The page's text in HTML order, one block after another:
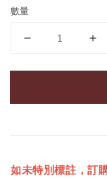
數量
如未特別標註，訂